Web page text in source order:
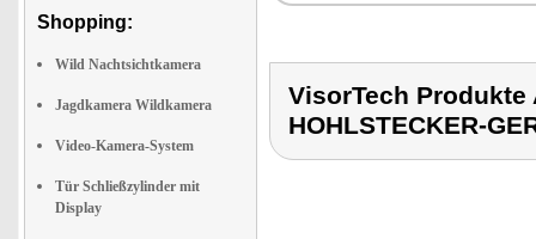
Shopping:
Wild Nachtsichtkamera
Jagdkamera Wildkamera
Video-Kamera-System
Tür Schließzylinder mit
Display
VisorTech Produkte
HOHLSTECKER-